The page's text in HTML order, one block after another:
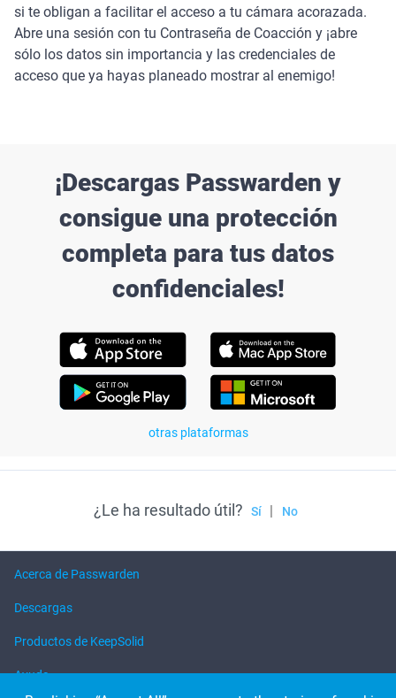
si te obligan a facilitar el acceso a tu cámara acorazada.
Abre una sesión con tu Contraseña de Coacción y ¡abre
sólo los datos sin importancia y las credenciales de
acceso que ya hayas planeado mostrar al enemigo!
¡Descargas Passwarden y
consigue una protección
completa para tus datos
confidenciales!
otras plataformas
¿Le ha resultado útil? Sí | No
Acerca de Passwarden
Descargas
Productos de KeepSolid
Ayuda